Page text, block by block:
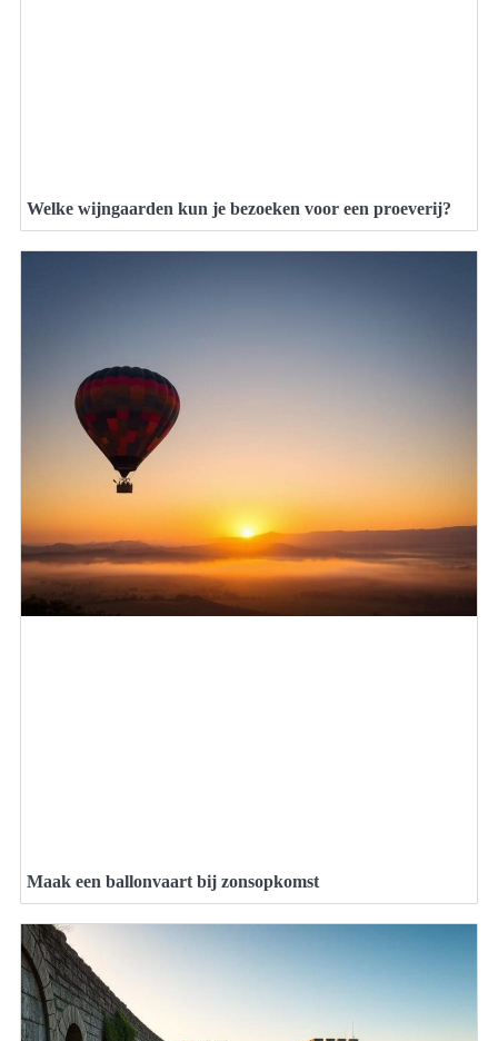
Welke wijngaarden kun je bezoeken voor een proeverij?
Maak een ballonvaart bij zonsopkomst